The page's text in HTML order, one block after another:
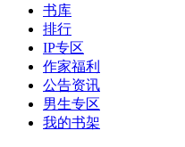
书库
排行
IP专区
作家福利
公告资讯
男生专区
我的书架